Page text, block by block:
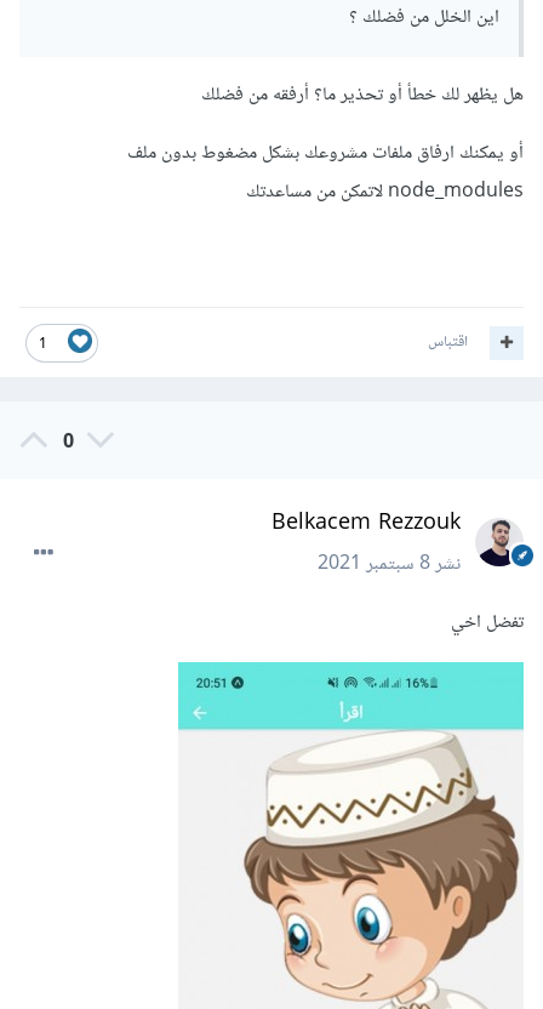
اين الخلل من فضلك ؟
هل يظهر لك خطأ أو تحذير ما؟ أرفقه من فضلك
أو يمكنك ارفاق ملفات مشروعك بشكل مضغوط بدون ملف
node_modules لاتمكن من مساعدتك
1 اقتباس
0
Belkacem Rezzouk
نشر8 سبتمبر 2021
تفضل اخي